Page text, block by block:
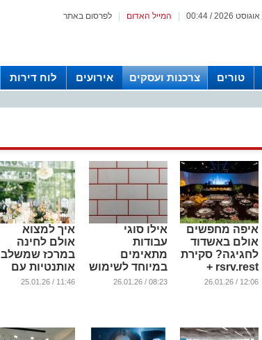
לפרסום באתר המייל האדום
טורים צרכנות ועסקים אירועים לוח דירות
איפה מחפשים
אולם באשדוד
לחגיגה? סקירת
rsrv.rest +
אלגוריתם קצר
...
12:06 / 26.01.26
אילו סוגי
עבודות
מתאימים
במיוחד לשימוש
ברובה אפוקסית
08:23 / 26.01.26
איך למצוא
אולם לחינה
במרכז שמשלב
אותנטיות עם
פינוק מודרני?
11:46 / 25.01.26